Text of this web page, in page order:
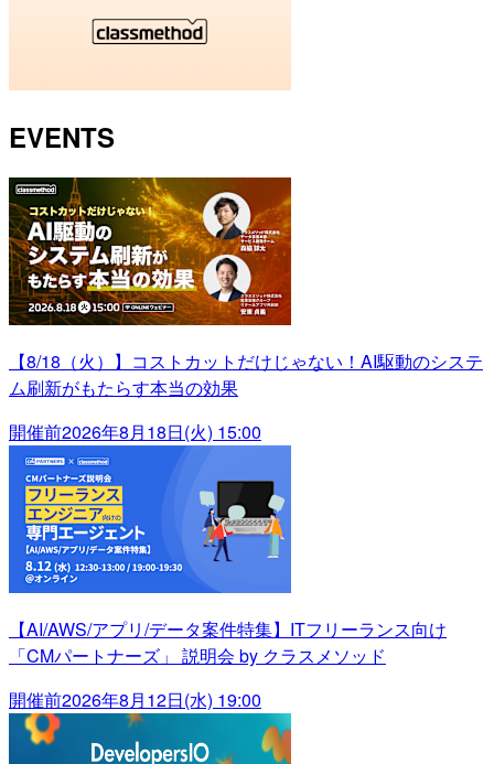
EVENTS
【8/18（火）】コストカットだけじゃない！AI駆動のシステ
ム刷新がもたらす本当の効果
開催前2026年8月18日(火) 15:00
【AI/AWS/アプリ/データ案件特集】ITフリーランス向け
「CMパートナーズ」 説明会 by クラスメソッド
開催前2026年8月12日(水) 19:00